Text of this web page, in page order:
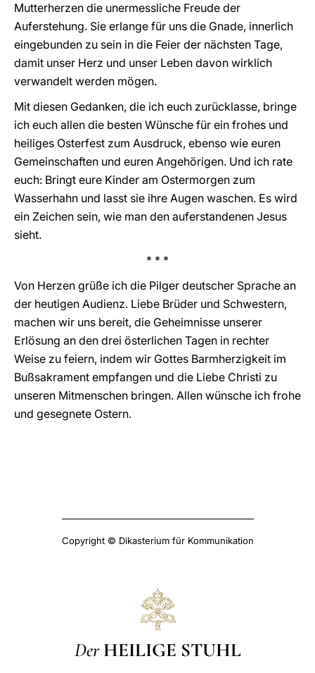
Mutterherzen die unermessliche Freude der
Auferstehung. Sie erlange für uns die Gnade, innerlich
eingebunden zu sein in die Feier der nächsten Tage,
damit unser Herz und unser Leben davon wirklich
verwandelt werden mögen.
Mit diesen Gedanken, die ich euch zurücklasse, bringe
ich euch allen die besten Wünsche für ein frohes und
heiliges Osterfest zum Ausdruck, ebenso wie euren
Gemeinschaften und euren Angehörigen. Und ich rate
euch: Bringt eure Kinder am Ostermorgen zum
Wasserhahn und lasst sie ihre Augen waschen. Es wird
ein Zeichen sein, wie man den auferstandenen Jesus
sieht.
* * *
Von Herzen grüße ich die Pilger deutscher Sprache an
der heutigen Audienz. Liebe Brüder und Schwestern,
machen wir uns bereit, die Geheimnisse unserer
Erlösung an den drei österlichen Tagen in rechter
Weise zu feiern, indem wir Gottes Barmherzigkeit im
Bußsakrament empfangen und die Liebe Christi zu
unseren Mitmenschen bringen. Allen wünsche ich frohe
und gesegnete Ostern.
Copyright © Dikasterium für Kommunikation
Der HEILIGE STUHL